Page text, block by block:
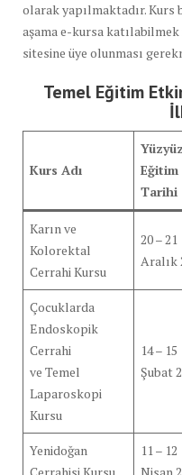
olarak yapılmaktadır. Kurs
aşama e-kursa
sitesine üye olunması
Temel Eğitim
Kurs Adı
Eğitim
Tarihi
Karın ve
Kolorektal
Cerrahi Kursu
20 – 21
Aralık
Çocuklarda
Endoskopik
Cerrahi
ve Temel
Laparoskopi
Kursu
14 – 15
Şubat
Yenidoğan
11 – 12